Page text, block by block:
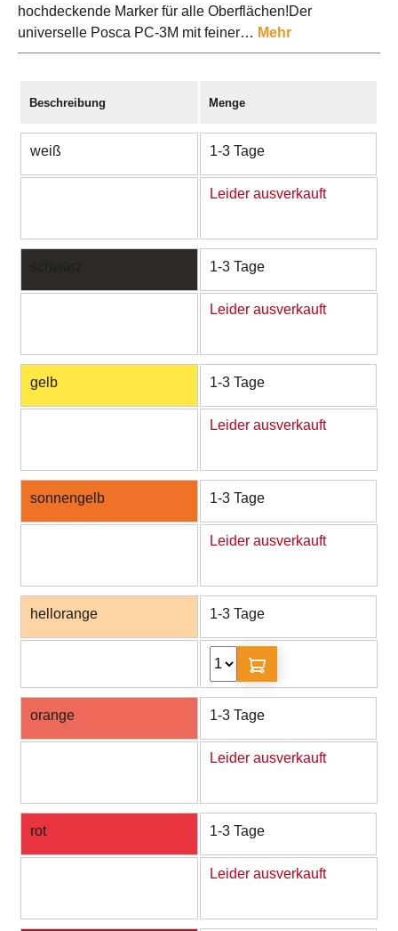
hochdeckende Marker für alle Oberflächen!Der
universelle Posca PC-3M mit feiner… Mehr
Beschreibung Menge
weiß 1-3 Tage
Leider ausverkauft
1-3 Tage
Leider ausverkauft
gelb 1-3 Tage
Leider ausverkauft
sonnengelb 1-3 Tage
Leider ausverkauft
hellorange 1-3 Tage
orange 1-3 Tage
Leider ausverkauft
rot 1-3 Tage
Leider ausverkauft